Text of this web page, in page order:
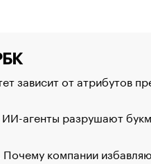
зависит от атрибутов
агенты разрушают
компании